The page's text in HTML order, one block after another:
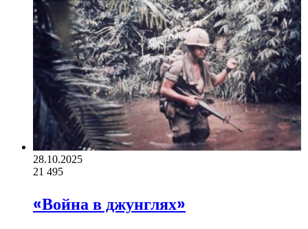
28.10.2025
21 495
«Война в джунглях»